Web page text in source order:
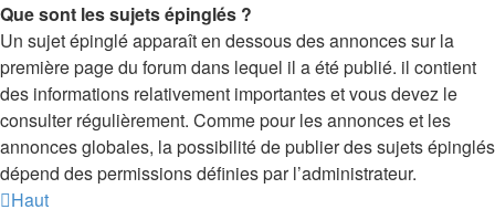
Que sont les sujets épinglés ?
Un sujet épinglé apparaît en dessous des annonces sur la
première page du forum dans lequel il a été publié. il contient
des informations relativement importantes et vous devez le
consulter régulièrement. Comme pour les annonces et les
annonces globales, la possibilité de publier des sujets épinglés
dépend des permissions définies par l’administrateur.
Haut